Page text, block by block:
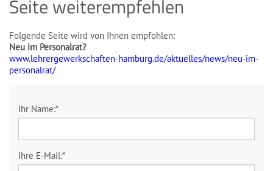
Seite weiterempfehlen
Folgende Seite wird von Ihnen empfohlen:
Neu im Personalrat?
www.lehrergewerkschaften-hamburg.de/aktuelles/news/neu-im-
personalrat/
Ihr Name:*
Ihre E-Mail:*